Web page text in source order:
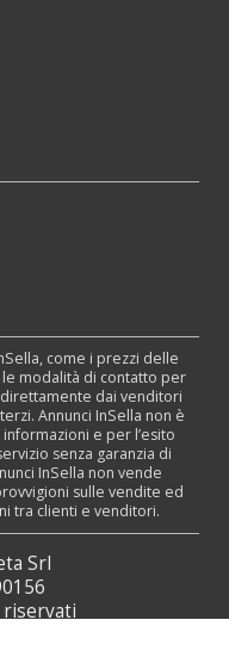
come i prezzi delle
modalità di contatto per
dai venditori
Annunci InSella non è
e per l’esito
senza garanzia di
InSella non vende
sulle vendite ed
tra clienti e venditori.
Srl